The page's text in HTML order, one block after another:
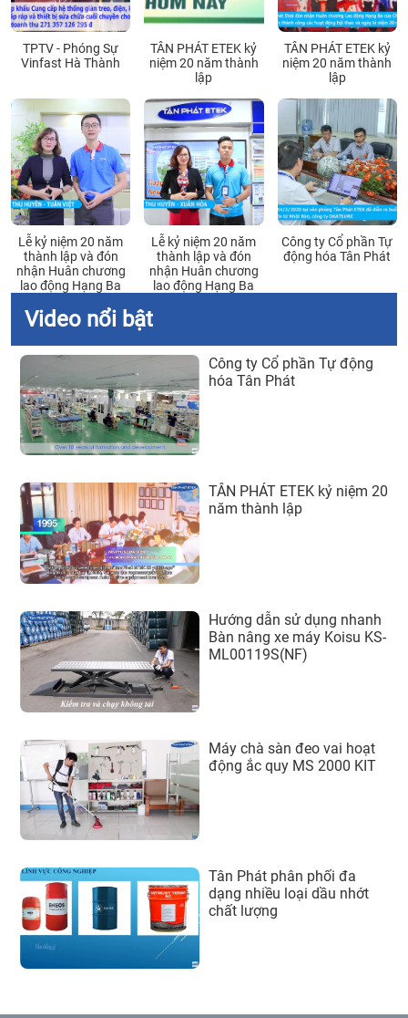
TPTV - Phóng Sự
Vinfast Hà Thành
TÂN PHÁT ETEK kỷ
niệm 20 năm thành
lập
TÂN PHÁT ETEK kỷ
niệm 20 năm thành
lập
Lễ kỷ niệm 20 năm
thành lập và đón
nhận Huân chương
lao động Hạng Ba
Lễ kỷ niệm 20 năm
thành lập và đón
nhận Huân chương
lao động Hạng Ba
Công ty Cổ phần Tự
động hóa Tân Phát
Video nổi bật
Công ty Cổ phần Tự động
hóa Tân Phát
TÂN PHÁT ETEK kỷ niệm 20
năm thành lập
Hướng dẫn sử dụng nhanh
Bàn nâng xe máy Koisu KS-
ML00119S(NF)
Máy chà sàn đeo vai hoạt
động ắc quy MS 2000 KIT
Tân Phát phân phối đa
dạng nhiều loại dầu nhớt
chất lượng